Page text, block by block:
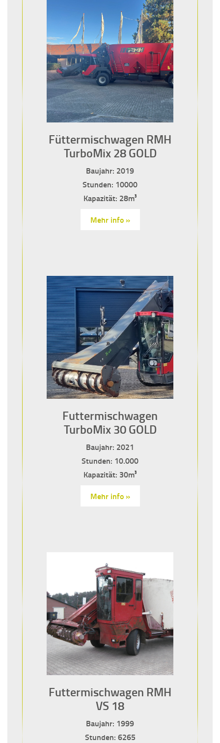
Füttermischwagen RMH
TurboMix 28 GOLD
Baujahr: 2019
Stunden: 10000
Kapazität: 28m³
Mehr info »
Futtermischwagen
TurboMix 30 GOLD
Baujahr: 2021
Stunden: 10.000
Kapazität: 30m³
Mehr info »
Futtermischwagen RMH
VS 18
Baujahr: 1999
Stunden: 6265